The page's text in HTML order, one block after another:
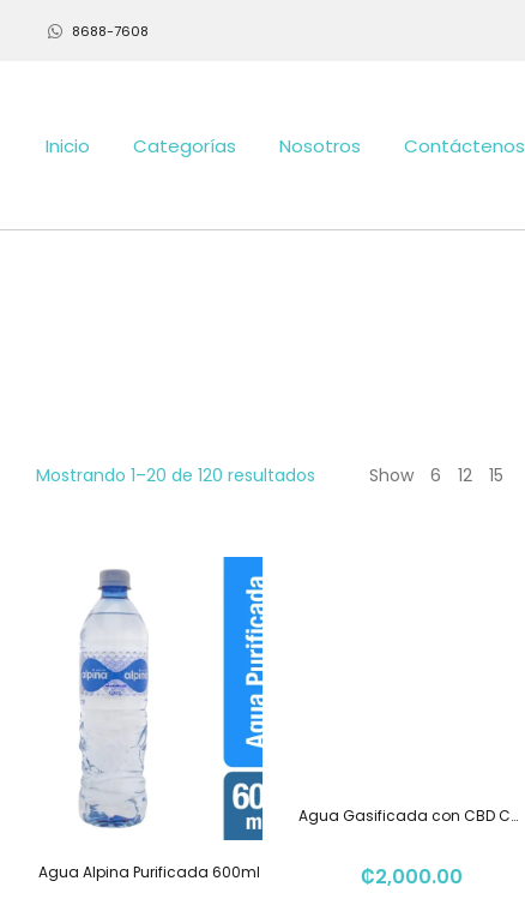
8688-7608
Inicio Categorías Nosotros Contáctenos
Mostrando 1–20 de 120 resultados Show 6 12 15
Agua Alpina Purificada 600ml
Agua Gasificada con CBD Chai Calm 354ml
₡2,000.00